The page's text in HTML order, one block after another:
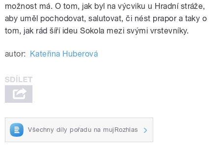
možnost má. O tom, jak byl na výcviku u Hradní stráže,
aby uměl pochodovat, salutovat, či nést prapor a taky o
tom, jak rád šíří ideu Sokola mezi svými vrstevníky.
autor: Kateřina Huberová
Všechny díly pořadu na mujRozhlas